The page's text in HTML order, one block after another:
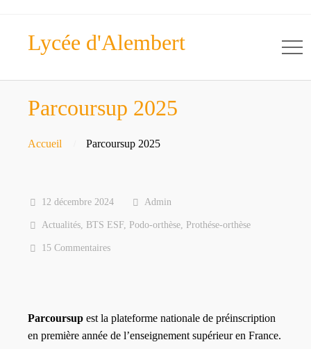
Lycée d'Alembert
Parcoursup 2025
Accueil Parcoursup 2025
12 décembre 2024 Admin
Actualités BTS ESF Podo-orthèse Prothése-orthèse
15 Commentaires
Parcoursup est la plateforme nationale de préinscription
en première année de l’enseignement supérieur en France.